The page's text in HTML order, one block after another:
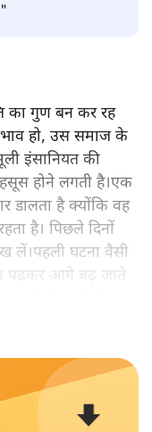
का गुण बन कर रह
हो, उस समाज के
इंसानियत की
होने लगती है।एक
डालता है क्योंकि वह
है। पिछले दिनों
लें।पहली घटना वैसी
पढ़कर आगे बढ़ जाते
ही रहती है।